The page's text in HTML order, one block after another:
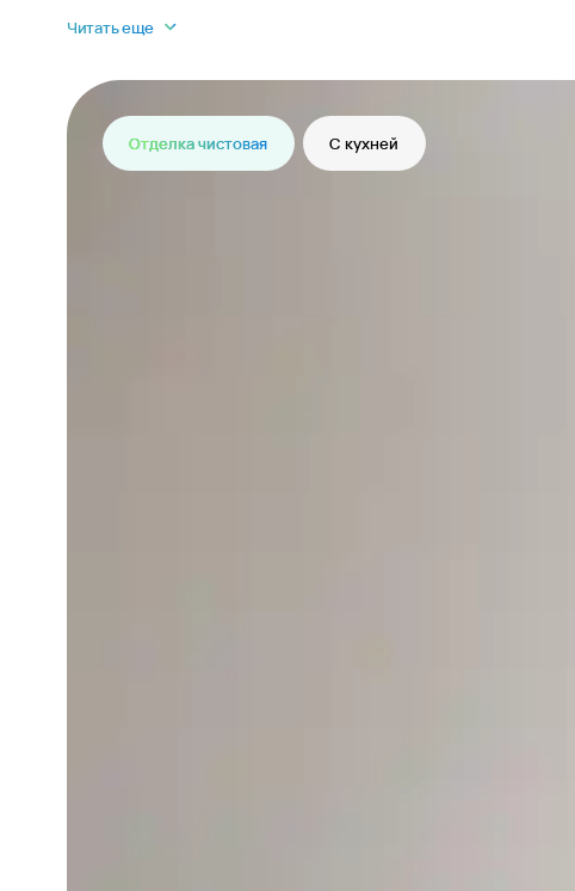
Читать еще
Отделка чистовая С кухней